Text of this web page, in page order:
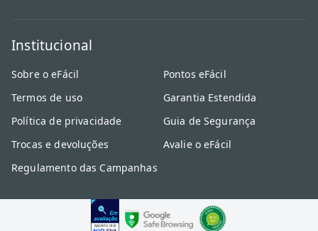
Institucional
Sobre o eFácil
Termos de uso
Política de privacidade
Trocas e devoluções
Regulamento das Campanhas
Pontos eFácil
Garantia Estendida
Guia de Segurança
Avalie o eFácil